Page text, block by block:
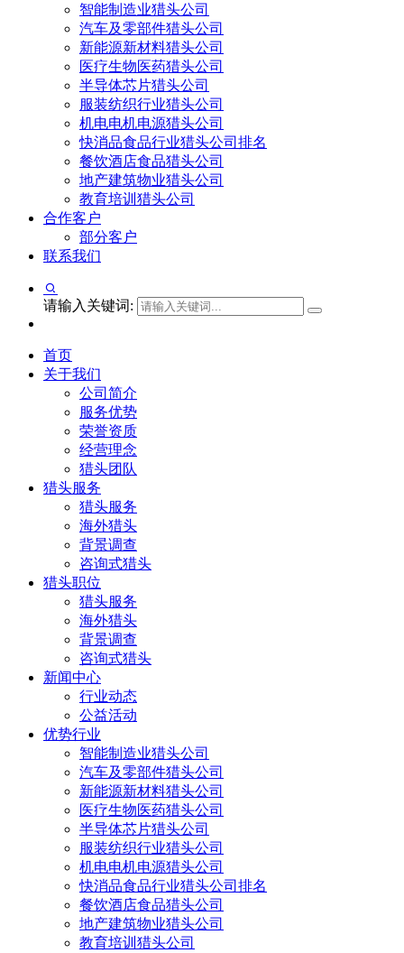
智能制造业猎头公司
汽车及零部件猎头公司
新能源新材料猎头公司
医疗生物医药猎头公司
半导体芯片猎头公司
服装纺织行业猎头公司
机电电机电源猎头公司
快消品食品行业猎头公司排名
餐饮酒店食品猎头公司
地产建筑物业猎头公司
教育培训猎头公司
合作客户
部分客户
联系我们
请输入关键词:
首页
关于我们
公司简介
服务优势
荣誉资质
经营理念
猎头团队
猎头服务
猎头服务
海外猎头
背景调查
咨询式猎头
猎头职位
猎头服务
海外猎头
背景调查
咨询式猎头
新闻中心
行业动态
公益活动
优势行业
智能制造业猎头公司
汽车及零部件猎头公司
新能源新材料猎头公司
医疗生物医药猎头公司
半导体芯片猎头公司
服装纺织行业猎头公司
机电电机电源猎头公司
快消品食品行业猎头公司排名
餐饮酒店食品猎头公司
地产建筑物业猎头公司
教育培训猎头公司